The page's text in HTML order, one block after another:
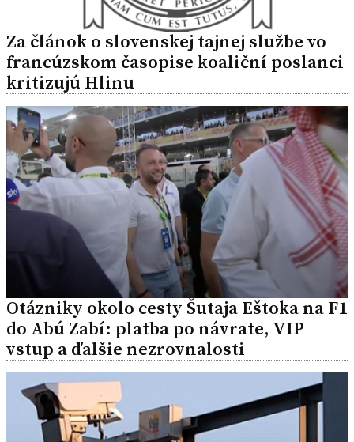
Za článok o slovenskej tajnej službe vo
francúzskom časopise koaliční poslanci
kritizujú Hlinu
Otázniky okolo cesty Šutaja Eštoka na F1
do Abú Zabí: platba po návrate, VIP
vstup a ďalšie nezrovnalosti